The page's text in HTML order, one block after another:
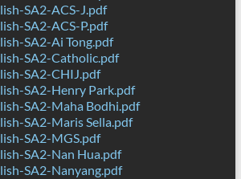
SA2-ACS-J.pdf
SA2-ACS-P.pdf
SA2-Ai Tong.pdf
SA2-Catholic.pdf
SA2-CHIJ.pdf
SA2-Henry Park.pdf
SA2-Maha Bodhi.pdf
SA2-Maris Sella.pdf
SA2-MGS.pdf
SA2-Nan Hua.pdf
SA2-Nanyang.pdf